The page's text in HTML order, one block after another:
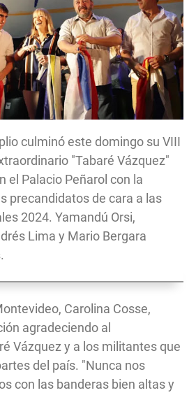
culminó este domingo su VIII
"Tabaré Vázquez"
el Palacio Peñarol con la
precandidatos de cara a las
2024. Yamandú Orsi,
Lima y Mario Bergara
Carolina Cosse,
agradeciendo al
Vázquez y a los militantes que
del país. "Nunca nos
con las banderas bien altas y